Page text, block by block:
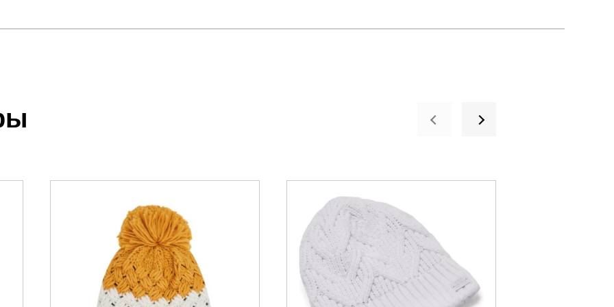
счета менеджером.
который высылает менеджер.
с Почтой Росии и СДЭК.
ознакомиться здесь